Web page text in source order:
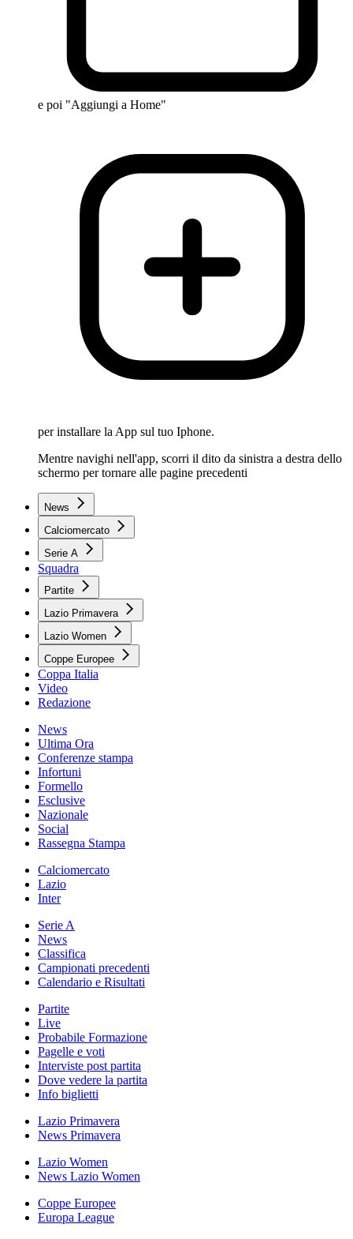
e poi "Aggiungi a Home"
per installare la App sul tuo Iphone.
Mentre navighi nell'app, scorri il dito da sinistra a destra dello
schermo per tornare alle pagine precedenti
News
Calciomercato
Serie A
Squadra
Partite
Lazio Primavera
Lazio Women
Coppe Europee
Coppa Italia
Video
Redazione
News
Ultima Ora
Conferenze stampa
Infortuni
Formello
Esclusive
Nazionale
Social
Rassegna Stampa
Calciomercato
Lazio
Inter
Serie A
News
Classifica
Campionati precedenti
Calendario e Risultati
Partite
Live
Probabile Formazione
Pagelle e voti
Interviste post partita
Dove vedere la partita
Info biglietti
Lazio Primavera
News Primavera
Lazio Women
News Lazio Women
Coppe Europee
Europa League